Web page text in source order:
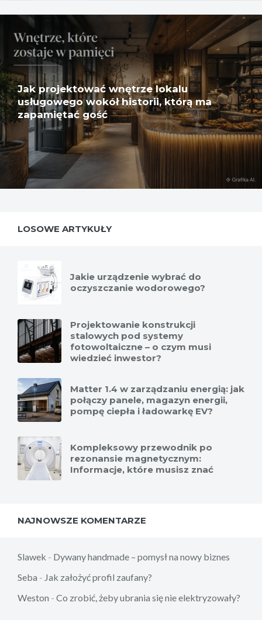
Jak projektować wnętrze lokalu
usługowego wokół historii, którą ma
zapamiętać gość
LOSOWE ARTYKUŁY
Jakie urządzenie wybrać do
oczyszczanie wodorowego?
Projektowanie konstrukcji
stalowych pod systemy
fotowoltaiczne – o czym musi
wiedzieć inwestor?
Matter 1.4 w zarządzaniu energią: jak
połączy panele, magazyn energii,
pompę ciepła i ładowarkę EV?
Kompleksowy przewodnik po
rezonansie magnetycznym:
Informacje, które musisz znać
NAJNOWSZE KOMENTARZE
Slawek - Dywany handmade – pomysł na nowy biznes
Seba - Jak założyć profil zaufany?
Weston - Co zrobić, żeby ubrania się nie elektryzowały?